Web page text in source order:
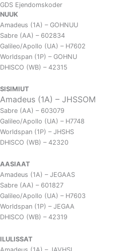
GDS Ejendomskoder
NUUK
Amadeus (1A) – GOHNUU
Sabre (AA) – 602834
Galileo/Apollo (UA) – H7602
Worldspan (1P) – GOHNU
DHISCO (WB) – 42315
SISIMIUT
Amadeus (1A) – JHSSOM
Sabre (AA) – 603079
Galileo/Apollo (UA) – H7748
Worldspan (1P) – JHSHS
DHISCO (WB) – 42320
AASIAAT
Amadeus (1A) – JEGAAS
Sabre (AA) – 601827
Galileo/Apollo (UA) – H7603
Worldspan (1P) – JEGAA
DHISCO (WB) – 42319
ILULISSAT